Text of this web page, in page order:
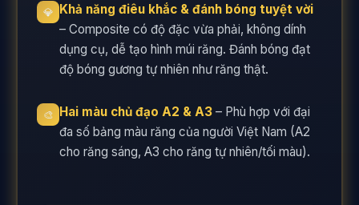
💎
Khả năng điêu khắc & đánh bóng tuyệt vời
– Composite có độ đặc vừa phải, không dính
dụng cụ, dễ tạo hình múi răng. Đánh bóng đạt
độ bóng gương tự nhiên như răng thật.
🎨 Hai màu chủ đạo A2 & A3 – Phù hợp với đại
đa số bảng màu răng của người Việt Nam (A2
cho răng sáng, A3 cho răng tự nhiên/tối màu).